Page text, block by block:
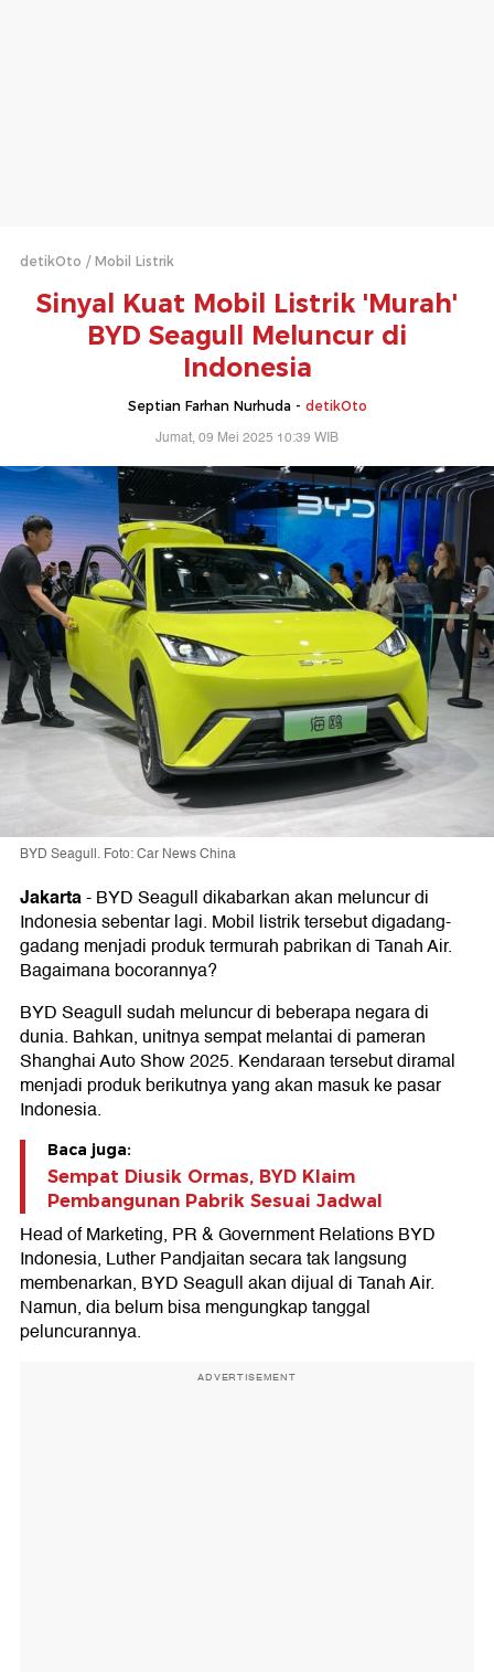
detikOto Mobil Listrik
Sinyal Kuat Mobil Listrik 'Murah'
BYD Seagull Meluncur di
Indonesia
Septian Farhan Nurhuda - detikOto
Jumat, 09 Mei 2025 10:39 WIB
BYD Seagull. Foto: Car News China
Jakarta-BYD Seagull dikabarkan akan meluncur di
Indonesia sebentar lagi. Mobil listrik tersebut digadang-
gadang menjadi produk termurah pabrikan di Tanah Air.
Bagaimana bocorannya?
BYD Seagull sudah meluncur di beberapa negara di
dunia. Bahkan, unitnya sempat melantai di pameran
Shanghai Auto Show 2025. Kendaraan tersebut diramal
menjadi produk berikutnya yang akan masuk ke pasar
Indonesia.
Baca juga:
Sempat Diusik Ormas, BYD Klaim
Pembangunan Pabrik Sesuai Jadwal
Head of Marketing, PR & Government Relations BYD
Indonesia, Luther Pandjaitan secara tak langsung
membenarkan, BYD Seagull akan dijual di Tanah Air.
Namun, dia belum bisa mengungkap tanggal
peluncurannya.
ADVERTISEMENT